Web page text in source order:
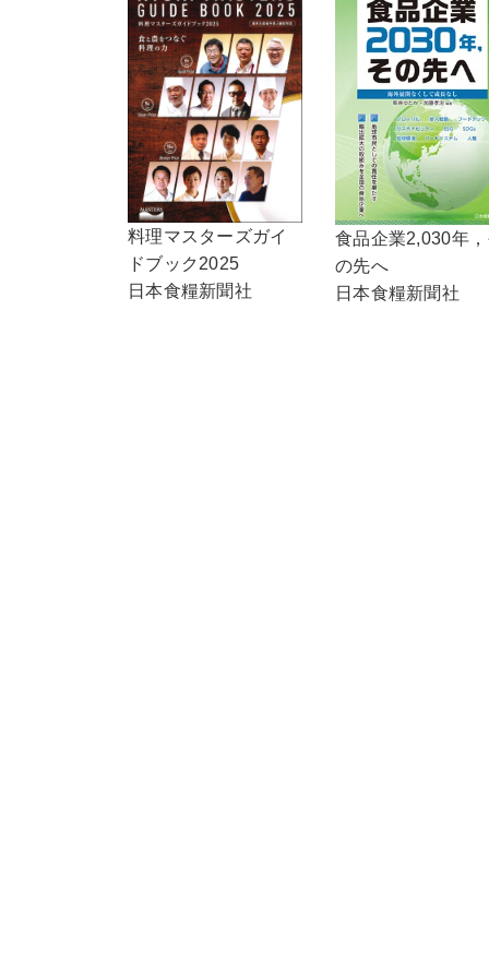
料理マスターズガイ
ドブック2025
日本食糧新聞社
食品企業2,030年
の先へ
日本食糧新聞社